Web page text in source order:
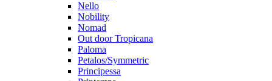
Nello
Nobility
Nomad
Out door Tropicana
Paloma
Petalos/Symmetric
Principessa